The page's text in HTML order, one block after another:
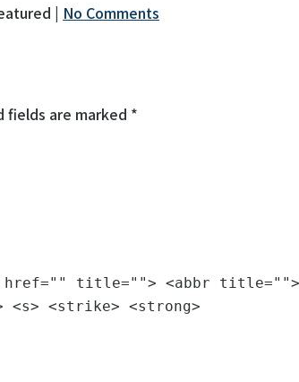
| No Comments
fields are marked *
href="" title=""> <abbr title="">
<s> <strike> <strong>